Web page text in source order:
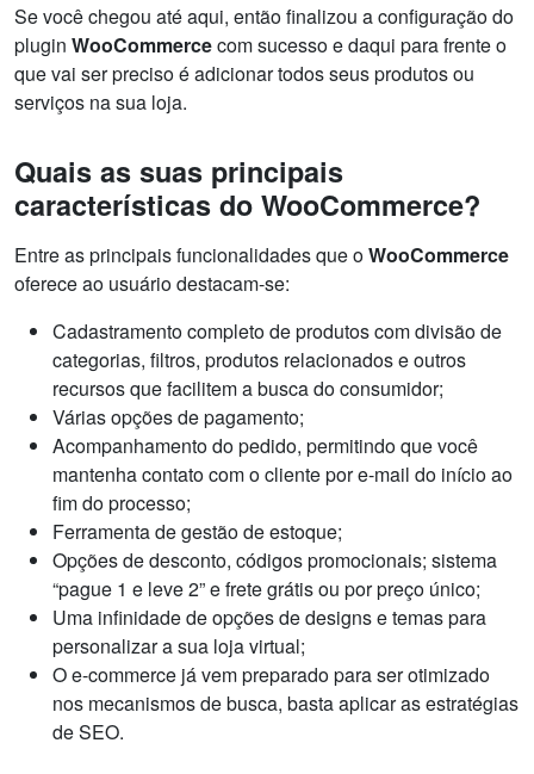
Se você chegou até aqui, então finalizou a configuração do
plugin WooCommercecom sucesso e daqui para frente o
que vai ser preciso é adicionar todos seus produtos ou
serviços na sua loja.
Quais as suas principais
características do WooCommerce?
Entre as principais funcionalidades que oWooCommerce
oferece ao usuário destacam-se:
Cadastramento completo de produtos com divisão de
categorias, filtros, produtos relacionados e outros
recursos que facilitem a busca do consumidor;
Várias opções de pagamento;
Acompanhamento do pedido, permitindo que você
mantenha contato com o cliente por e-mail do início ao
fim do processo;
Ferramenta de gestão de estoque;
Opções de desconto, códigos promocionais; sistema
“pague 1 e leve 2” e frete grátis ou por preço único;
Uma infinidade de opções de designs e temas para
personalizar a sua loja virtual;
O e-commerce já vem preparado para ser otimizado
nos mecanismos de busca, basta aplicar as estratégias
de SEO.